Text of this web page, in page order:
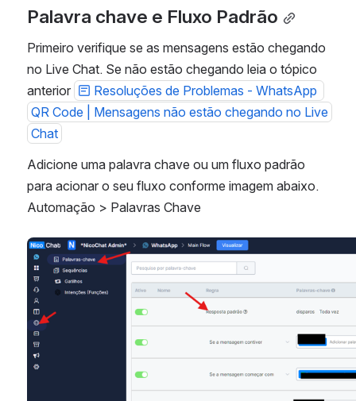
Palavra chave e Fluxo Padrão
Primeiro verifique se as mensagens estão chegando
no Live Chat. Se não estão chegando leia o tópico
anterior
Resoluções de Problemas - WhatsApp
QR Code | Mensagens não estão chegando no Live
Chat
Adicione uma palavra chave ou um fluxo padrão
para acionar o seu fluxo conforme imagem abaixo.
Automação > Palavras Chave
Abrir